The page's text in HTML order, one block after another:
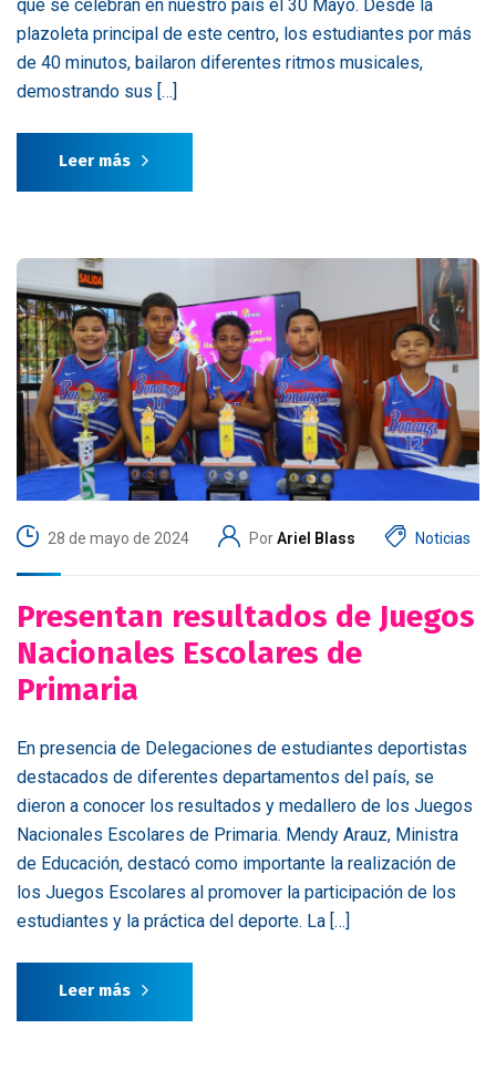
que se celebran en nuestro país el 30 Mayo. Desde la
plazoleta principal de este centro, los estudiantes por más
de 40 minutos, bailaron diferentes ritmos musicales,
demostrando sus […]
Leer más
28 de mayo de 2024 PorAriel Blass Noticias
Presentan resultados de Juegos
Nacionales Escolares de
Primaria
En presencia de Delegaciones de estudiantes deportistas
destacados de diferentes departamentos del país, se
dieron a conocer los resultados y medallero de los Juegos
Nacionales Escolares de Primaria. Mendy Arauz, Ministra
de Educación, destacó como importante la realización de
los Juegos Escolares al promover la participación de los
estudiantes y la práctica del deporte. La […]
Leer más